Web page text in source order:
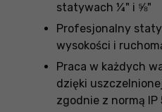
statywach ¼" i ⅝"
Profesjonalny
wysokości i
Praca w każdych
dzięki
zgodnie z normą IP